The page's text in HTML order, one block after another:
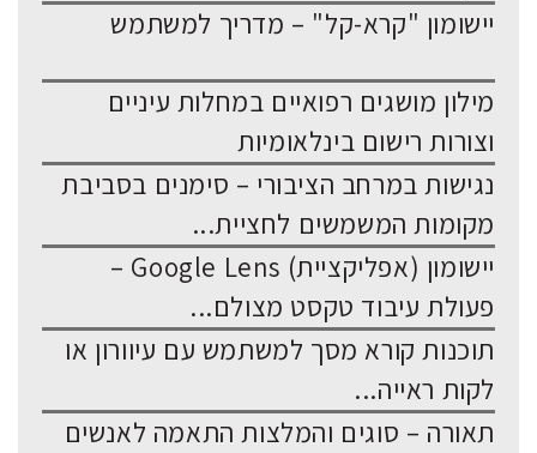
יישומון "קרא-קל" – מדריך למשתמש
מילון מושגים רפואיים במחלות עיניים
וצורות רישום בינלאומיות
נגישות במרחב הציבורי – סימנים בסביבת
מקומות המשמשים לחציית...
יישומון (אפליקציית) Google Lens –
פעולת עיבוד טקסט מצולם...
תוכנות קורא מסך למשתמש עם עיוורון או
לקות ראייה...
תאורה – סוגים והמלצות התאמה לאנשים